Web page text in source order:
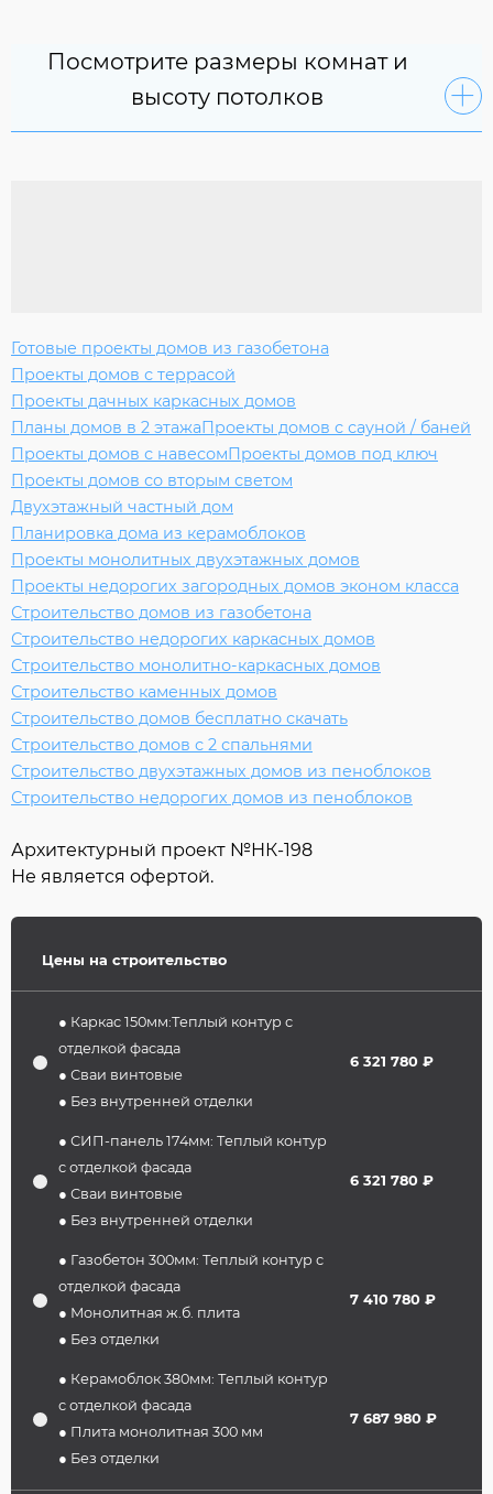
Посмотрите размеры комнат и
высоту потолков
Готовые проекты домов из газобетона
Проекты домов с террасой
Проекты дачных каркасных домов
Планы домов в 2 этажаПроекты домов с сауной / баней
Проекты домов с навесомПроекты домов под ключ
Проекты домов со вторым светом
Двухэтажный частный дом
Планировка дома из керамоблоков
Проекты монолитных двухэтажных домов
Проекты недорогих загородных домов эконом класса
Строительство домов из газобетона
Строительство недорогих каркасных домов
Строительство монолитно-каркасных домов
Строительство каменных домов
Строительство домов бесплатно скачать
Строительство домов с 2 спальнями
Строительство двухэтажных домов из пеноблоков
Строительство недорогих домов из пеноблоков
Архитектурный проект №НК-198
Не является офертой.
Цены на строительство
● Каркас 150мм:Теплый контур с
отделкой фасада
● Сваи винтовые
● Без внутренней отделки
6 321 780 ₽
● СИП-панель 174мм: Теплый контур
с отделкой фасада
● Сваи винтовые
● Без внутренней отделки
6 321 780 ₽
● Газобетон 300мм: Теплый контур с
отделкой фасада
● Монолитная ж.б. плита
● Без отделки
7 410 780 ₽
● Керамоблок 380мм: Теплый контур
с отделкой фасада
● Плита монолитная 300 мм
● Без отделки
7 687 980 ₽